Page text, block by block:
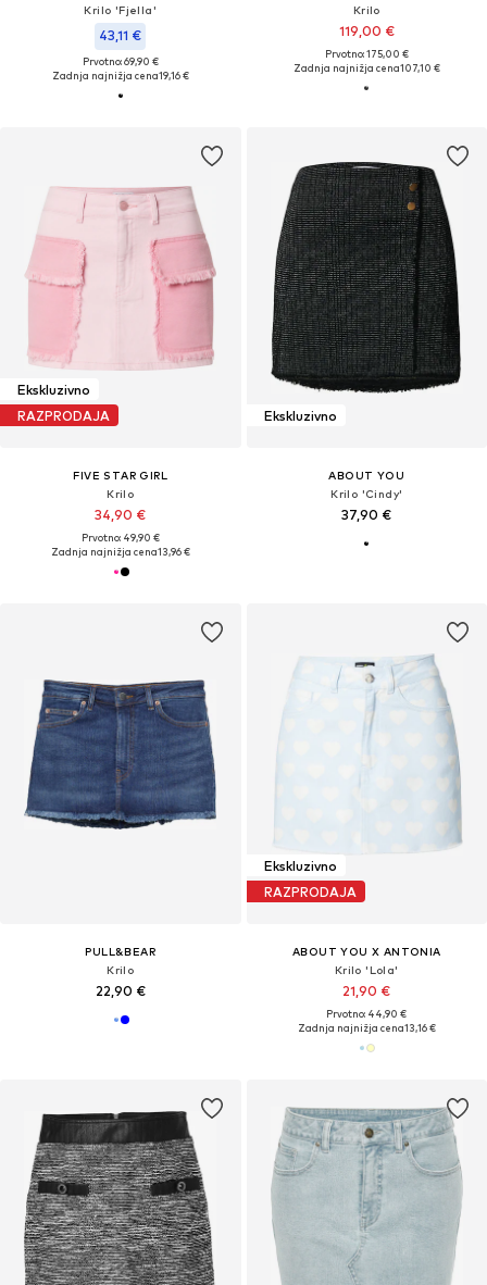
Krilo 'Fjella'
43,11 €
Prvotno: 69,90 €
Zadnja najnižja cena19,16 €
Krilo
119,00 €
Prvotno: 175,00 €
Zadnja najnižja cena107,10 €
Ekskluzivno
RAZPRODAJA
FIVE STAR GIRL
Krilo
34,90 €
Prvotno: 49,90 €
Zadnja najnižja cena13,96 €
Ekskluzivno
ABOUT YOU
Krilo 'Cindy'
37,90 €
PULL&BEAR
Krilo
22,90 €
Ekskluzivno
RAZPRODAJA
ABOUT YOU X ANTONIA
Krilo 'Lola'
21,90 €
Prvotno: 44,90 €
Zadnja najnižja cena13,16 €